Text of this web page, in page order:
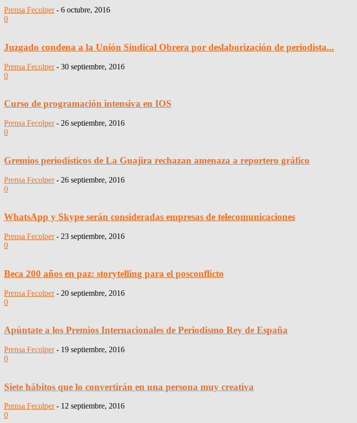
Prensa Fecolper - 6 octubre, 2016
0
Juzgado condena a la Unión Sindical Obrera por deslaborización de periodista...
Prensa Fecolper - 30 septiembre, 2016
0
Curso de programación intensiva en IOS
Prensa Fecolper - 26 septiembre, 2016
0
Gremios periodísticos de La Guajira rechazan amenaza a reportero gráfico
Prensa Fecolper - 26 septiembre, 2016
0
WhatsApp y Skype serán consideradas empresas de telecomunicaciones
Prensa Fecolper - 23 septiembre, 2016
0
Beca 200 años en paz: storytelling para el posconflicto
Prensa Fecolper - 20 septiembre, 2016
0
Apúntate a los Premios Internacionales de Periodismo Rey de España
Prensa Fecolper - 19 septiembre, 2016
0
Siete hábitos que lo convertirán en una persona muy creativa
Prensa Fecolper - 12 septiembre, 2016
0